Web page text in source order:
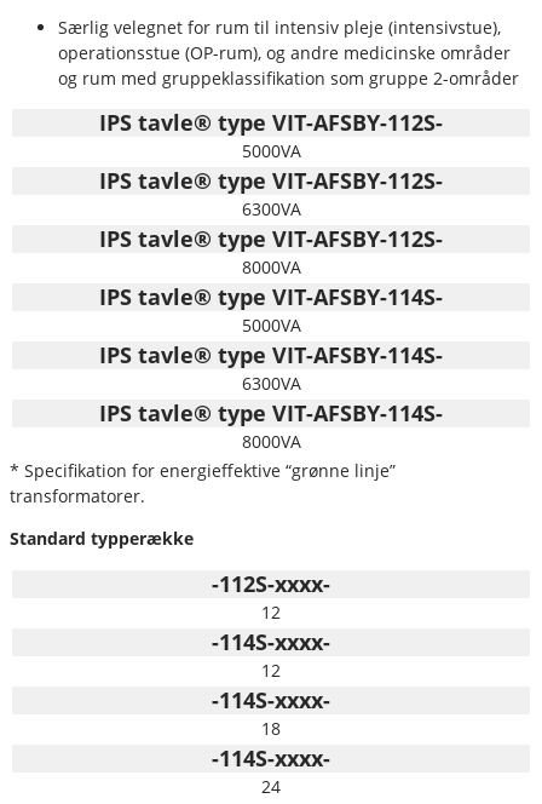
Særlig velegnet for rum til intensiv pleje (intensivstue),
operationsstue (OP-rum), og andre medicinske områder
og rum med gruppeklassifikation som gruppe 2-områder
IPS tavle® type VIT-AFSBY-112S-
5000VA
IPS tavle® type VIT-AFSBY-112S-
6300VA
IPS tavle® type VIT-AFSBY-112S-
8000VA
IPS tavle® type VIT-AFSBY-114S-
5000VA
IPS tavle® type VIT-AFSBY-114S-
6300VA
IPS tavle® type VIT-AFSBY-114S-
8000VA
* Specifikation for energieffektive “grønne linje”
transformatorer.
Standard typperække
-112S-xxxx-
12
-114S-xxxx-
12
-114S-xxxx-
18
-114S-xxxx-
24